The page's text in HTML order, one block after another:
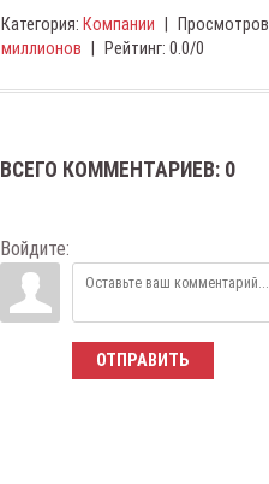
Категория: Компании Просмотров
миллионов
Рейтинг: 0.0/0
ВСЕГО КОММЕНТАРИЕВ: 0
Войдите:
ОТПРАВИТЬ